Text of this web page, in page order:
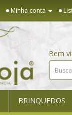
Minha conta
Bem
BRINQUEDOS